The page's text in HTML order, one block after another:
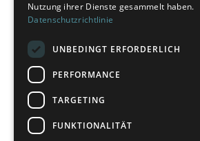
Nutzung ihrer Dienste gesammelt haben.
Datenschutzrichtlinie
UNBEDINGT ERFORDERLICH
PERFORMANCE
TARGETING
FUNKTIONALITÄT